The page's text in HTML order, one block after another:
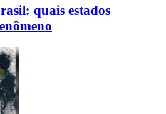
quais estados